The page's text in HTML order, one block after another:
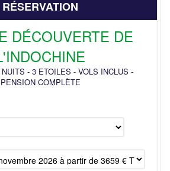
RÉSERVATION
DÉCOUVERTE DE
NUITS - 3 ETOILES - VOLS INCLUS -
PENSION COMPLÈTE